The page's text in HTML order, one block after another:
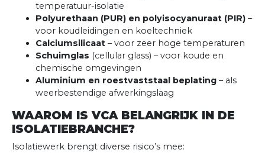
temperatuur-isolatie
Polyurethaan (PUR) en polyisocyanuraat (PIR) –
voor koudleidingen en koeltechniek
Calciumsilicaat – voor zeer hoge temperaturen
Schuimglas (cellular glass) – voor koude en
chemische omgevingen
Aluminium en roestvaststaal beplating – als
weerbestendige afwerkingslaag
WAAROM IS VCA BELANGRIJK IN DE
ISOLATIEBRANCHE?
Isolatiewerk brengt diverse risico’s mee: